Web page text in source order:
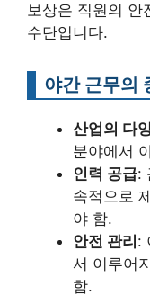
보상은 직원의 안
수단입니다.
야간 근무의
산업의 다
분야에서
인력 공급:
속적으로
야 함.
안전 관리 :
서 이루어
함.